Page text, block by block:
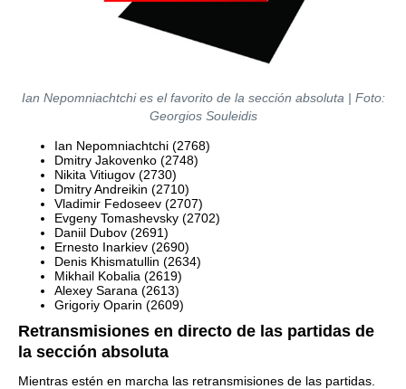
Ian Nepomniachtchi es el favorito de la sección absoluta | Foto:
Georgios Souleidis
Ian Nepomniachtchi (2768)
Dmitry Jakovenko (2748)
Nikita Vitiugov (2730)
Dmitry Andreikin (2710)
Vladimir Fedoseev (2707)
Evgeny Tomashevsky (2702)
Daniil Dubov (2691)
Ernesto Inarkiev (2690)
Denis Khismatullin (2634)
Mikhail Kobalia (2619)
Alexey Sarana (2613)
Grigoriy Oparin (2609)
Retransmisiones en directo de las partidas de
la sección absoluta
Mientras estén en marcha las retransmisiones de las partidas.